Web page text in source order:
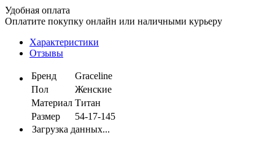
Удобная оплата
Оплатите покупку онлайн или наличными курьеру
Характеристики
Отзывы
Бренд
Graceline
Пол
Женские
Материал Титан
Размер
54-17-145
Загрузка данных...